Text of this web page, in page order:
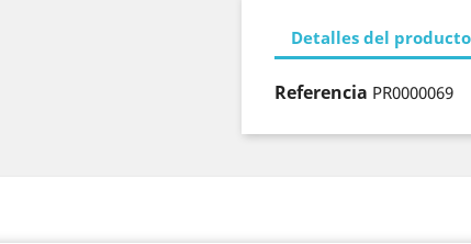
Detalles del producto
Referencia PR0000069